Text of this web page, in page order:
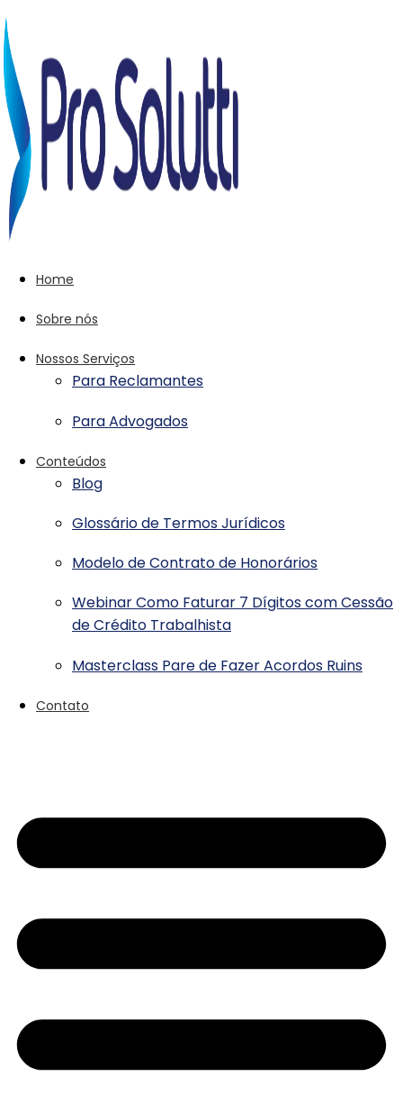
Home
Sobre nós
Nossos Serviços
Para Reclamantes
Para Advogados
Conteúdos
Blog
Glossário de Termos Jurídicos
Modelo de Contrato de Honorários
Webinar Como Faturar 7 Dígitos com Cessão
de Crédito Trabalhista
Masterclass Pare de Fazer Acordos Ruins
Contato